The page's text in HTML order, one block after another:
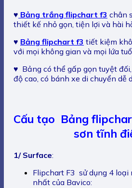
♥ Bảng trắng flipchart f3 chân
thiết kế nhỏ gọn, tiện lợi và hài
♥ Bảng flipchart f3 tiết kiệm
với mọi không gian và mọi lứa
♥ Bảng có thể gấp gọn tuyệt
độ cao, có bánh xe di chuyển dễ
Cấu tạo Bảng
sơn tĩnh
1/ Surface:
Flipchart F3 sử dụng 4 loại
nhất của Bavico: